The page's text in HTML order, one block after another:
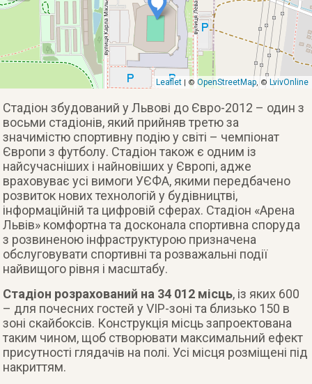
Leaflet | © OpenStreetMap, © LvivOnline
Стадіон збудований у Львові до Євро-2012 – один з
восьми стадіонів, який прийняв третю за
значимістю спортивну подію у світі – чемпіонат
Європи з футболу. Стадіон також є одним із
найсучасніших і найновіших у Європі, адже
враховуває усі вимоги УЄФА, якими передбачено
розвиток нових технологій у будівництві,
інформаційній та цифровій сферах. Стадіон «Арена
Львів» комфортна та досконала спортивна споруда
з розвиненою інфраструктурою призначена
обслуговувати спортивні та розважальні події
найвищого рівня і масштабу.
Стадіон розрахований на 34 012 місць, із яких 600
– для почесних гостей у VIP-зоні та близько 150 в
зоні скайбоксів. Конструкція місць запроектована
таким чином, щоб створювати максимальний ефект
присутності глядачів на полі. Усі місця розміщені під
накриттям.